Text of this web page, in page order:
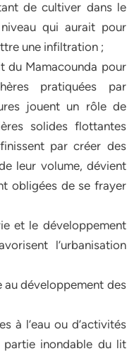
de cultiver dans le
qui aurait pour
une infiltration ;
du Mamacounda pour
pratiquées par
jouent un rôle de
solides flottantes
par créer des
leur volume, dévient
obligées de se frayer
et le développement
l’urbanisation
au développement des
à l’eau ou d’activités
partie inondable du lit